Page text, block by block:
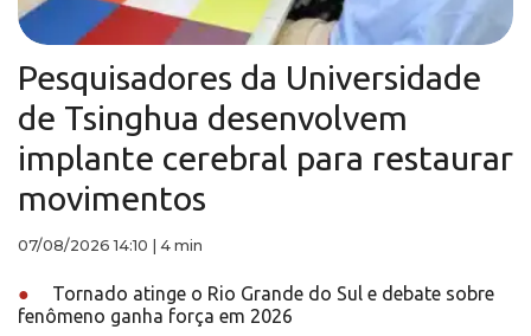
Pesquisadores da Universidade
de Tsinghua desenvolvem
implante cerebral para restaurar
movimentos
07/08/2026 14:10 4 min
●
Tornado atinge o Rio Grande do Sul e debate sobre
fenômeno ganha força em 2026